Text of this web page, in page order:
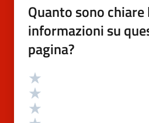
Quanto sono chiare
informazioni su
pagina?
Valutazione